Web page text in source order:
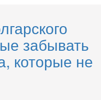
забывать
которые не